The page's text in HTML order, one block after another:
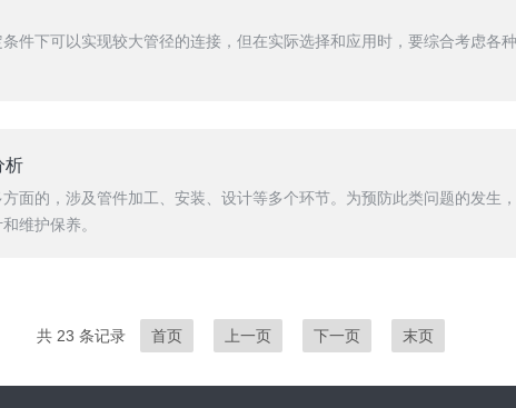
件下可以实现较大管径的连接，但在实际选择和应用时，要综合考虑各
析
面的，涉及管件加工、安装、设计等多个环节。为预防此类问题的发生
维护保养。
共 23 条记录 首页 上一页 下一页 末页